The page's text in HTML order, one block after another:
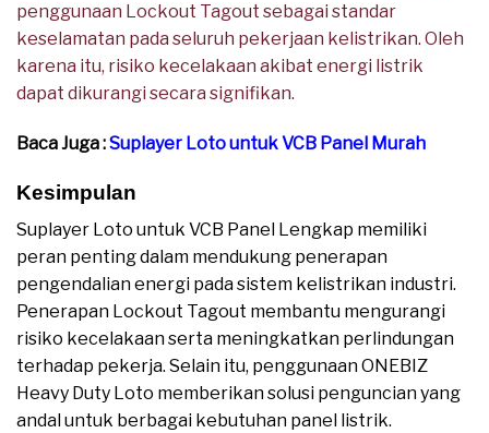
penggunaan Lockout Tagout sebagai standar
keselamatan pada seluruh pekerjaan kelistrikan. Oleh
karena itu, risiko kecelakaan akibat energi listrik
dapat dikurangi secara signifikan.
Baca Juga :Suplayer Loto untuk VCB Panel Murah
Kesimpulan
Suplayer Loto untuk VCB Panel Lengkap memiliki
peran penting dalam mendukung penerapan
pengendalian energi pada sistem kelistrikan industri.
Penerapan Lockout Tagout membantu mengurangi
risiko kecelakaan serta meningkatkan perlindungan
terhadap pekerja. Selain itu, penggunaan ONEBIZ
Heavy Duty Loto memberikan solusi penguncian yang
andal untuk berbagai kebutuhan panel listrik.